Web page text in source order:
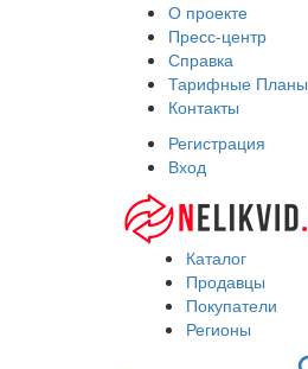
О проекте
Пресс-центр
Справка
Тарифные Планы
Контакты
Регистрация
Вход
Каталог
Продавцы
Покупатели
Регионы